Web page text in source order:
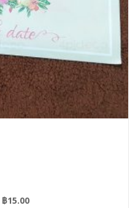
Original
฿15.00Current